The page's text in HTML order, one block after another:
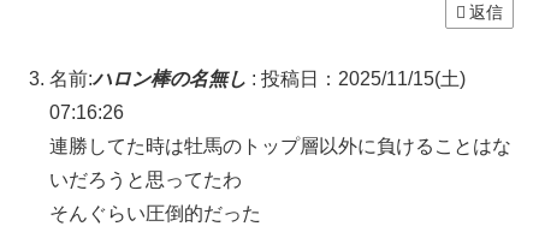
返信
名前:ハロン棒の名無し : 投稿日：2025/11/15(土)
07:16:26
連勝してた時は牡馬のトップ層以外に負けることはな
いだろうと思ってたわ
そんぐらい圧倒的だった